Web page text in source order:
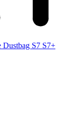
Dustbag S7 S7+